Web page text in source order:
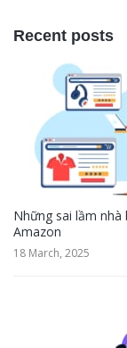
Recent posts
Những sai lầm
Amazon
18 March, 2025